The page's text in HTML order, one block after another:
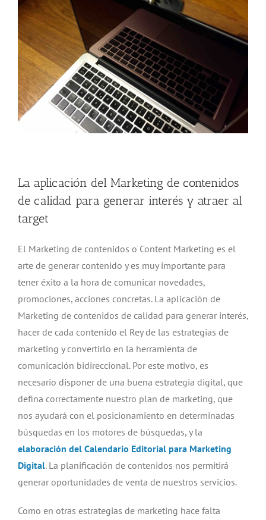
La aplicación del Marketing de contenidos
de calidad para generar interés y atraer al
target
El Marketing de contenidos o Content Marketing es el
arte de generar contenido y es muy importante para
tener éxito a la hora de comunicar novedades,
promociones, acciones concretas. La aplicación de
Marketing de contenidos de calidad para generar interés,
hacer de cada contenido el Rey de las estrategias de
marketing y convertirlo en la herramienta de
comunicación bidireccional. Por este motivo, es
necesario disponer de una buena estrategia digital, que
defina correctamente nuestro plan de marketing, que
nos ayudará con el posicionamiento en determinadas
búsquedas en los motores de búsquedas, y la
elaboración del Calendario Editorial para Marketing
Digital. La planificación de contenidos nos permitirá
generar oportunidades de venta de nuestros servicios.
Como en otras estrategias de marketing hace falta